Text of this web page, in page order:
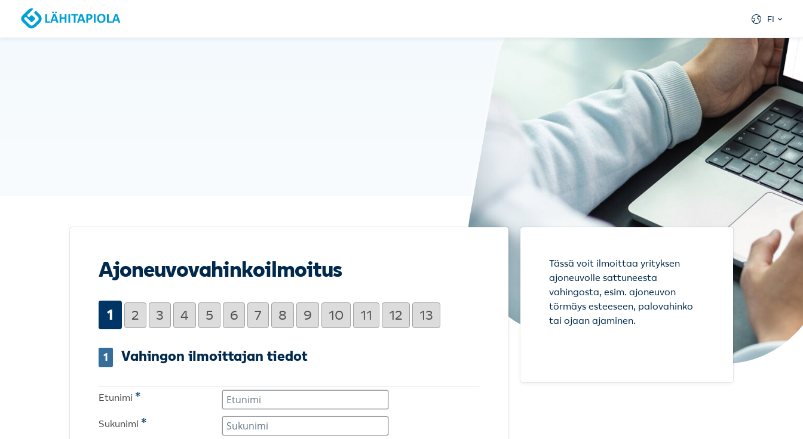
FI
Ajoneuvovahinkoilmoitus
1 2 3 4 5 6 7 8 9 10 11 12 13
1 Vahingon ilmoittajan tiedot
Etunimi *
Sukunimi *
Tässä voit ilmoittaa yrityksen
ajoneuvolle sattuneesta
vahingosta, esim. ajoneuvon
törmäys esteeseen, palovahinko
tai ojaan ajaminen.